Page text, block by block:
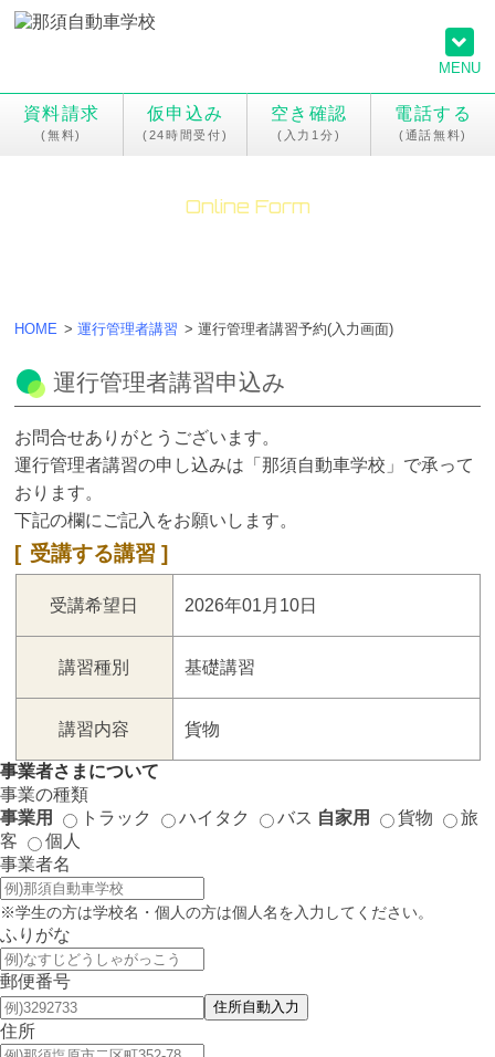
資料請求 仮申込み 空き確認 電話する
Online Form
HOME > 運行管理者講習 > 運行管理者講習予約(入力画面)
運行管理者講習申込み
お問合せありがとうございます。
運行管理者講習の申し込みは「那須自動車学校」で承って
おります。
下記の欄にご記入をお願いします。
受講する講習
受講希望日 2026年01月10日
講習種別 基礎講習
講習内容 貨物
事業者さまについて
事業の種類
事業用
トラック ハイタク バス 自家用 貨物
旅
客
個人
事業者名
※学生の方は学校名・個人の方は個人名を入力してください。
ふりがな
郵便番号
住所
MENU